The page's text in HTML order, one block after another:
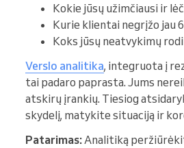
Kokie jūsų užimčiausi ir
Kurie klientai negrįžo jau
Koks jūsų neatvykimų
Verslo analitika, integruota į
tai padaro paprasta. Jums
atskirų įrankių. Tiesiog
skydelį, matykite situaciją ir
Patarimas: Analitiką